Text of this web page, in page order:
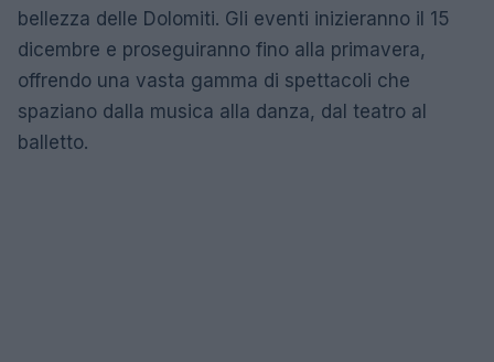
bellezza delle Dolomiti. Gli eventi inizieranno il 15
dicembre e proseguiranno fino alla primavera,
offrendo una vasta gamma di spettacoli che
spaziano dalla musica alla danza, dal teatro al
balletto.